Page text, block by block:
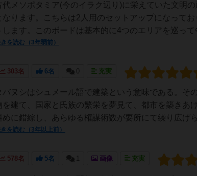
代メソポタミア(今のイラク辺り)に栄えていた文明
なります。こちらは2人用のセットアップになって
します。このボードは基本的に4つのエリアを巡っ
を読む（3年弱前）
303名 6名 0 充実
バヌシはシュメール語で建築という意味である。そ
を建て、国家と氏族の繁栄を夢見て、都市を築きあ
めに錯綜し、あらゆる権謀術数が要所にて繰り広げ
を読む（3年以上前）
578名 5名 1 画像 充実